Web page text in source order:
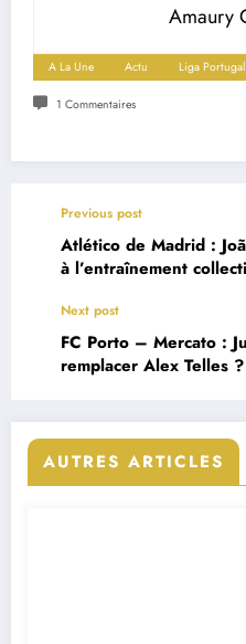
Amaury
A La Une Actu Liga Portugal
1 Commentaires
Previous post
Atlético de Madrid :
à l’entraînement
Next post
FC Porto – Mercato :
remplacer Alex Telles ?
AUTRES ARTICLES